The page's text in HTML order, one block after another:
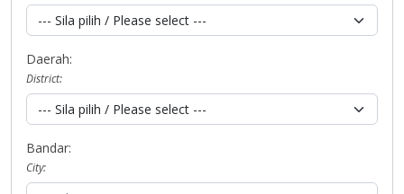
Daerah:
District:
Bandar:
City: